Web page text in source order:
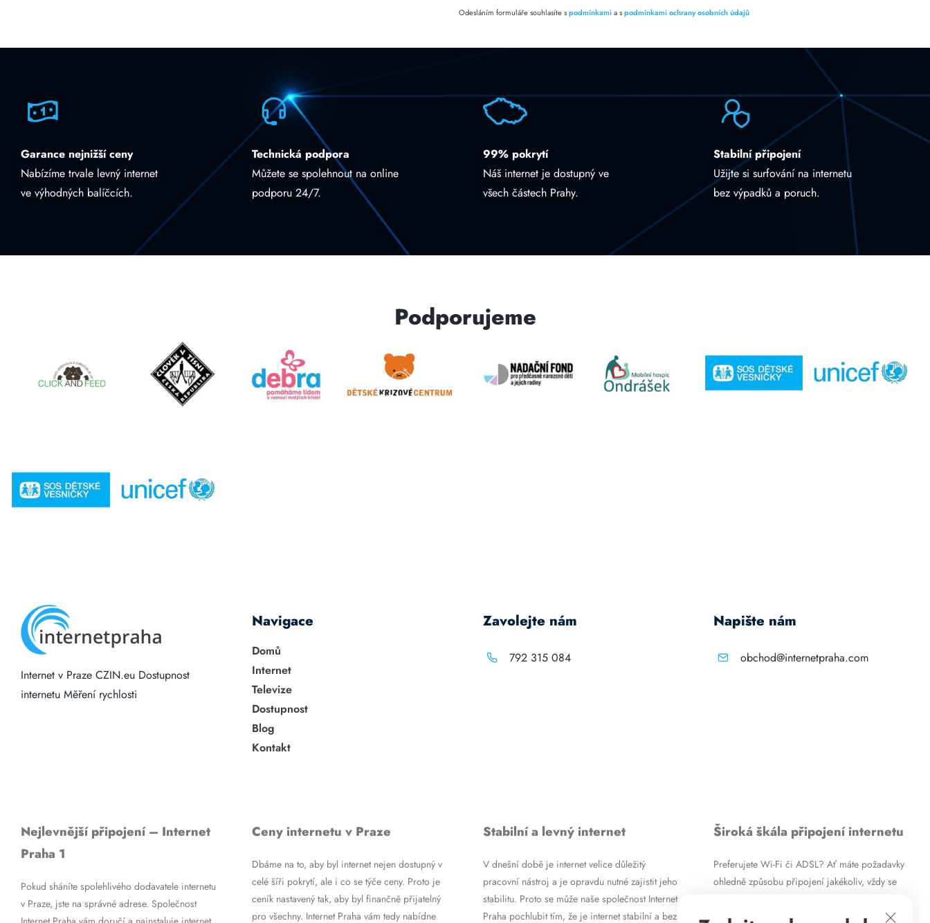
Odesláním formuláře souhlasíte spodmínkamia spodmínkami ochrany osobních údajů
Garance nejnižší ceny
Nabízíme trvale levný internet
ve výhodných balíčcích.
Technická podpora
Můžete se spolehnout na online
podporu 24/7.
99% pokrytí
Náš internet je dostupný ve
všech částech Prahy.
Stabilní připojení
Užijte si surfování na internetu
bez výpadků a poruch.
Podporujeme
Internet v Praze CZIN.eu Dostupnost
internetu Měření rychlosti
Navigace
Domů
Internet
Televize
Dostupnost
Blog
Kontakt
Zavolejte nám
792 315 084
Napište nám
obchod@internetpraha.com
Nejlevnější připojení – Internet
Praha 1
Pokud sháníte spolehlivého dodavatele internetu
v Praze, jste na správné adrese. Společnost
Ceny internetu v Praze
Dbáme na to, aby byl internet nejen dostupný v
celé šíři pokrytí, ale i co se týče ceny. Proto je
ceník nastavený tak, aby byl finančně přijatelný
pro všechny. Internet Praha vám tedy nabídne
Stabilní a levný internet
V dnešní době je internet velice důležitý
pracovní nástroj a je opravdu nutné zajistit jeho
stabilitu. Proto se může naše společnost Internet
Praha pochlubit tím, že je internet stabilní a bez
Široká škála připojení internetu
Preferujete Wi-Fi či ADSL? Ať máte požadavky
ohledně způsobu připojení jakékoliv, vždy se
vysokorychlostního ADSL internetu nabízíme